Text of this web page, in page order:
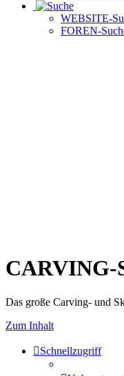
WEBSITE-
FOREN-
CARVING-
Das große Carving- und
Zum Inhalt
Schnellzugriff